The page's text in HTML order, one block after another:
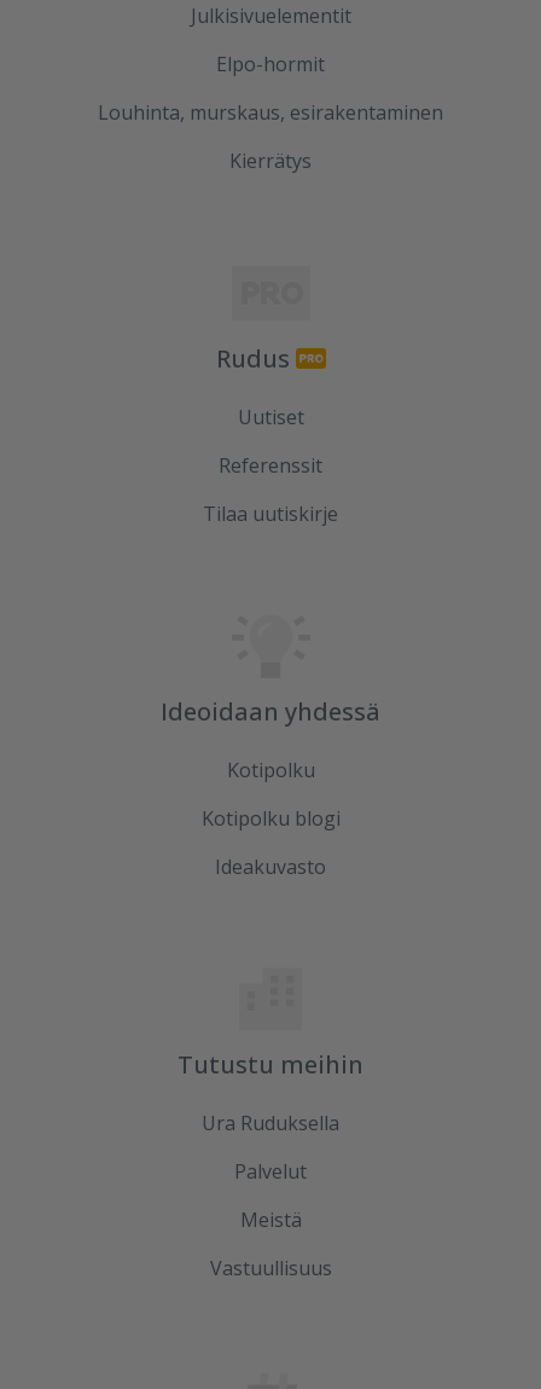
Julkisivuelementit
Elpo-hormit
Louhinta, murskaus, esirakentaminen
Kierrätys
Rudus
Uutiset
Referenssit
Tilaa uutiskirje
Ideoidaan yhdessä
Kotipolku
Kotipolku blogi
Ideakuvasto
Tutustu meihin
Ura Ruduksella
Palvelut
Meistä
Vastuullisuus